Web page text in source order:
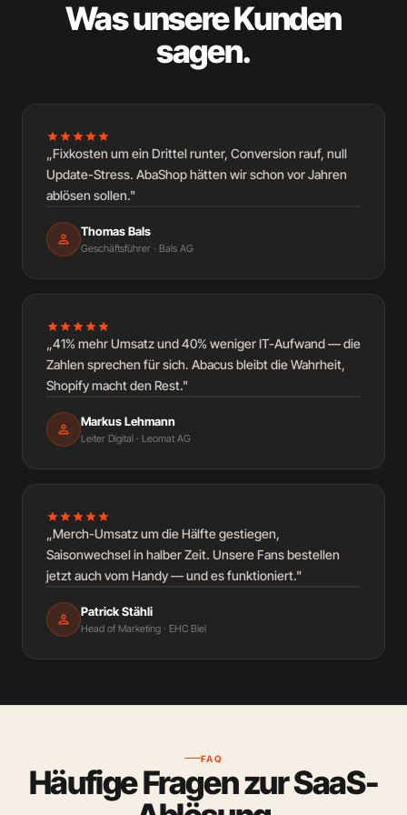
Was unsere Kunden
sagen.
starstarstarstarstar
„Fixkosten um ein Drittel runter, Conversion rauf, null
Update-Stress. AbaShop hätten wir schon vor Jahren
ablösen sollen."
person Thomas Bals
Geschäftsführer · Bals AG
starstarstarstarstar
„41% mehr Umsatz und 40% weniger IT-Aufwand — die
Zahlen sprechen für sich. Abacus bleibt die Wahrheit,
Shopify macht den Rest."
person Markus Lehmann
Leiter Digital · Leomat AG
starstarstarstarstar
„Merch-Umsatz um die Hälfte gestiegen,
Saisonwechsel in halber Zeit. Unsere Fans bestellen
jetzt auch vom Handy — und es funktioniert."
person Patrick Stähli
Head of Marketing · EHC Biel
FAQ
Häufige Fragen zur SaaS-